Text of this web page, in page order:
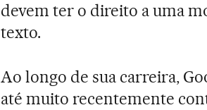
devem ter o direito a uma
texto.
Ao longo de sua carreira,
até muito recentemente